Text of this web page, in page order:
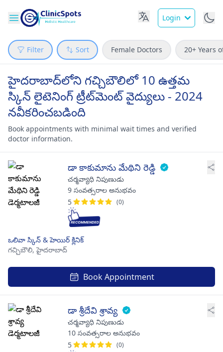
Login
Filter Sort Female Doctors 20+ Years
హైదరాబాద్‌లోని గచ్చిబౌలిలో 10 ఉత్తమ
స్కిన్ లైటెనింగ్ ట్రీట్‌మెంట్ వైద్యులు - 2024
నవీకరించబడింది
Book appointments with minimal wait times and verified
doctor information.
డా కాకుమాను మేథిని రెడ్డి
చర్మవ్యాధి నిపుణుడు
9 సంవత్సరాల అనుభవం
5
(0)
ఒలివా స్కిన్ & హెయిర్ క్లినిక్
గచ్చిబౌలి,హైదరాబాద్
Book Appointment
డా శ్రీదేవి శ్రావ్య
చర్మవ్యాధి నిపుణుడు
10 సంవత్సరాల అనుభవం
5
(0)